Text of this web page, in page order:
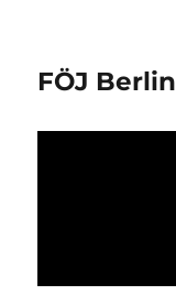
FÖJ Berlin